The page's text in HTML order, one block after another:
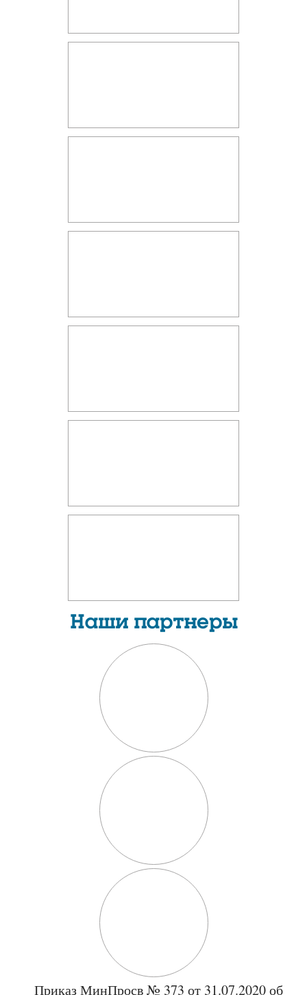
Приказ МинПросв № 373 от 31.07.2020 об
Наши партнеры